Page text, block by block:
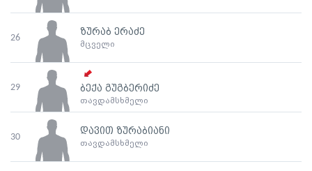
26
ზურაბ ერაძე
მცველი
29 ბექა გუგბერიძე
თავდამსხმელი
30
დავით ზურაბიანი
თავდამსხმელი